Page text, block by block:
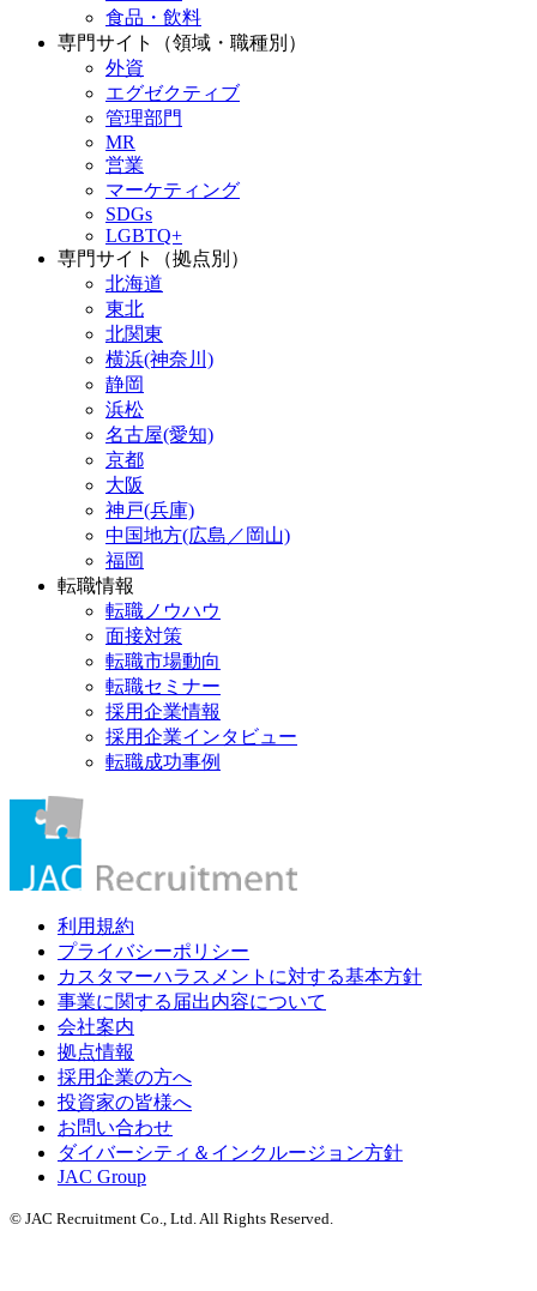
食品・飲料
専門サイト（領域・職種別）
外資
エグゼクティブ
管理部門
MR
営業
マーケティング
SDGs
LGBTQ+
専門サイト（拠点別）
北海道
東北
北関東
横浜(神奈川)
静岡
浜松
名古屋(愛知)
京都
大阪
神戸(兵庫)
中国地方(広島／岡山)
福岡
転職情報
転職ノウハウ
面接対策
転職市場動向
転職セミナー
採用企業情報
採用企業インタビュー
転職成功事例
利用規約
プライバシーポリシー
カスタマーハラスメントに対する基本方針
事業に関する届出内容について
会社案内
拠点情報
採用企業の方へ
投資家の皆様へ
お問い合わせ
ダイバーシティ＆インクルージョン方針
JAC Group
© JAC Recruitment Co., Ltd. All Rights Reserved.